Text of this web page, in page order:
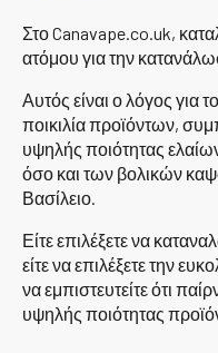
Στο Canavape.co.uk,
ατόμου για την
Αυτός είναι ο λόγος για
ποικιλία προϊόντων,
υψηλής ποιότητας
όσο και των βολικών
Βασίλειο.
Είτε επιλέξετε να
είτε να επιλέξετε την
να εμπιστευτείτε ότι
υψηλής ποιότητας